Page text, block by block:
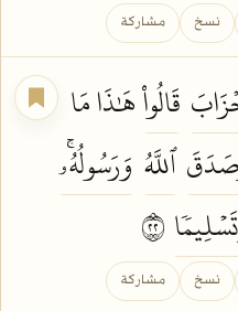
نسخ مشاركة
قَالُواْهَٰذَا مَا
ٱللَّهُ وَرَسُولُهُۥۚ
نسخ مشاركة